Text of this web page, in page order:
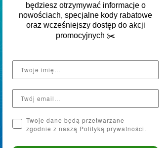
Kaptur stały
będziesz otrzymywać informacje o
nowościach, specjalne kody rabatowe
oraz wcześniejszy dostęp do akcji
promocyjnych ✂️
Twoje dane będą przetwarzane
zgodnie z naszą Polityką prywatności.